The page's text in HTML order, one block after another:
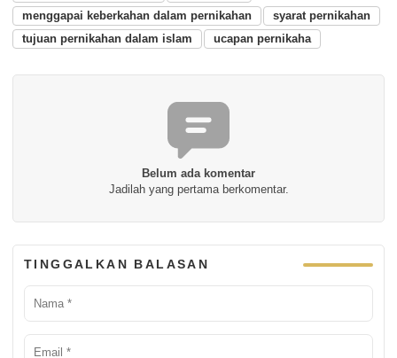
menggapai keberkahan dalam pernikahan
syarat pernikahan
tujuan pernikahan dalam islam
ucapan pernikaha
Belum ada komentar
Jadilah yang pertama berkomentar.
TINGGALKAN BALASAN